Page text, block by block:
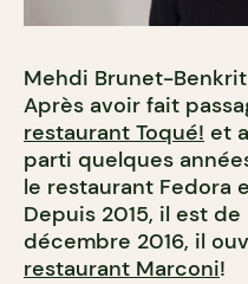
Mehdi Brunet-
Après avoir fait
restaurant Toqué! et
parti quelques
le restaurant Fedora
Depuis 2015, il est
décembre 2016, il
restaurant Marconi!